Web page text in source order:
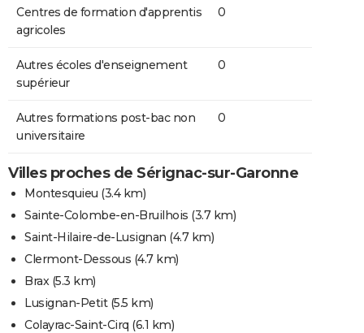
Centres de formation d'apprentis
agricoles
0
Autres écoles d'enseignement
supérieur
0
Autres formations post-bac non
universitaire
0
Villes proches de Sérignac-sur-Garonne
Montesquieu (3.4 km)
Sainte-Colombe-en-Bruilhois (3.7 km)
Saint-Hilaire-de-Lusignan (4.7 km)
Clermont-Dessous (4.7 km)
Brax(5.3 km)
Lusignan-Petit(5.5 km)
Colayrac-Saint-Cirq (6.1 km)